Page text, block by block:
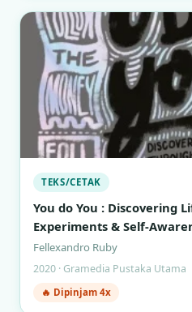
TEKS/CETAK
You do You : Discovering
Experiments & Self-
Fellexandro Ruby
2020 · Gramedia Pustaka Utama
🔥 Dipinjam 4x